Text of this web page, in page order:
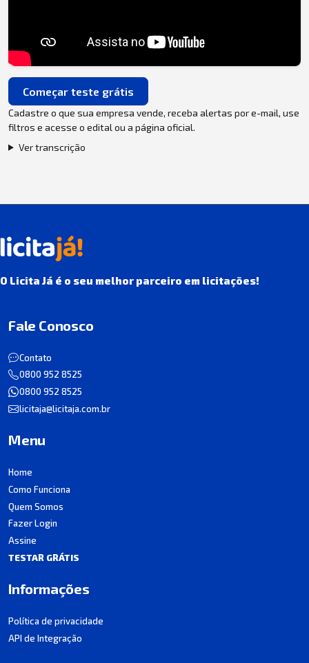
Começar teste grátis
Cadastre o que sua empresa vende, receba alertas por e-mail, use
filtros e acesse o edital ou a página oficial.
Ver transcrição
O Licita Já é o seu melhor parceiro em licitações!
Fale Conosco
Contato
0800 952 8525
0800 952 8525
licitaja@licitaja.com.br
Menu
Home
Como Funciona
Quem Somos
Fazer Login
Assine
TESTAR GRÁTIS
Informações
Política de privacidade
API de Integração